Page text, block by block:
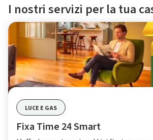
I nostri servizi per la tua
LUCE E GAS
Fixa Time 24 Smart